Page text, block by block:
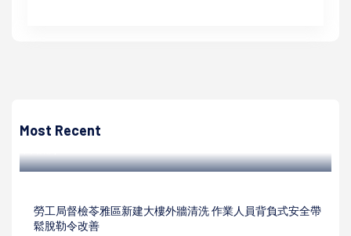
Most Recent
就業方案
勞工局督檢苓雅區新建大樓外牆清洗 作業人員背負式安全帶
鬆脫勒令改善